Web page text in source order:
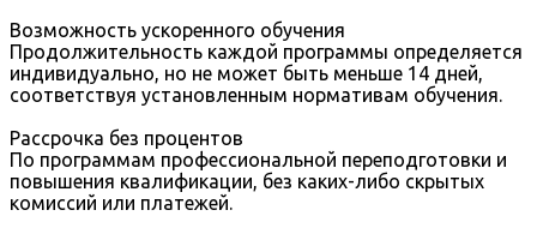
Возможность ускоренного обучения
Продолжительность каждой программы определяется
индивидуально, но не может быть меньше 14 дней,
соответствуя установленным нормативам обучения.
Рассрочка без процентов
По программам профессиональной переподготовки и
повышения квалификации, без каких-либо скрытых
комиссий или платежей.